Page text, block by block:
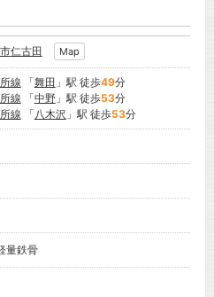
仁古田 Map
線 「舞田 」駅 徒歩49分
線 「中野」駅 徒歩53分
線 「八木沢 」駅 徒歩53分
量鉄骨